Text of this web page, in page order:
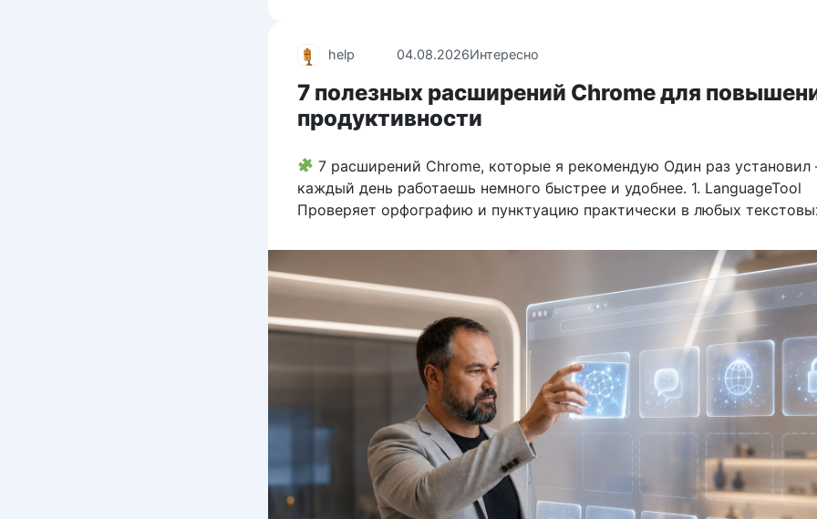
help 04.08.2026Интересно
7 полезных расширений Chrome для
продуктивности
7 расширений Chrome, которые я рекомендую Один раз
каждый день работаешь немного быстрее и удобнее. 1. LanguageTool
Проверяет орфографию и пунктуацию практически в любых